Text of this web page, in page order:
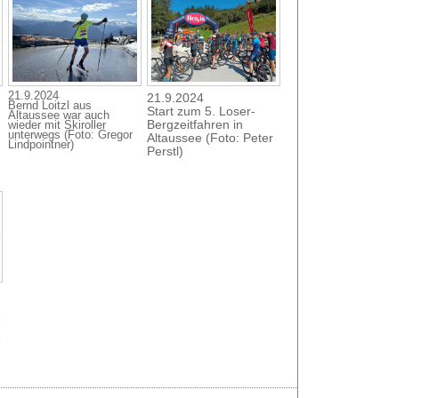
21.9.2024
Bernd Loitzl aus
Altaussee war auch
wieder mit Skiroller
unterwegs (Foto: Gregor
Lindpointner)
21.9.2024
Start zum 5. Loser-
Bergzeitfahren in
Altaussee (Foto: Peter
Perstl)